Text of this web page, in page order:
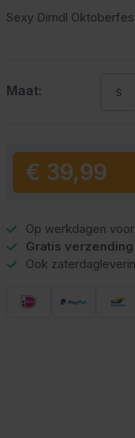
Sexy Dirndl
Maat: S
Vanaf:
€ 39,99
Op werkdagen
Gratis verzending
Ook